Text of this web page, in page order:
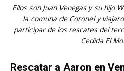
Ellos son Juan Venegas y su hijo
la comuna de Coronel y
participar de los rescates del
Cedida El
Rescatar a Aaron en